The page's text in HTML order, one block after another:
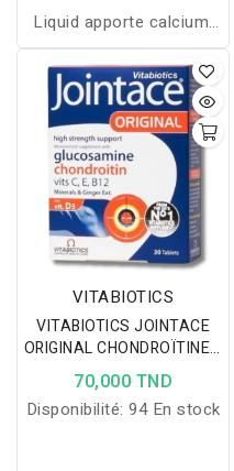
Liquid apporte calcium,
magnésium, vitamine D et
zinc pour soutenir la
santé osseuse,
musculaire et
immunitaire avec une
absorption optimale.
VITABIOTICS
VITABIOTICS JOINTACE
ORIGINAL CHONDROÏTINE +
GLUCOSAMINE 30
COMPRIMES
70,000 TND
Disponibilité: 94 En stock